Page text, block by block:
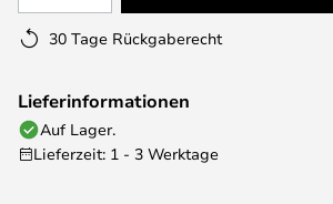
30 Tage Rückgaberecht
Lieferinformationen
Auf Lager.
Lieferzeit: 1 - 3 Werktage